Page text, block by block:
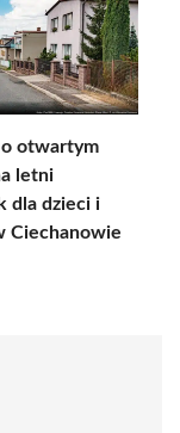
o otwartym
letni
dla dzieci i
Ciechanowie